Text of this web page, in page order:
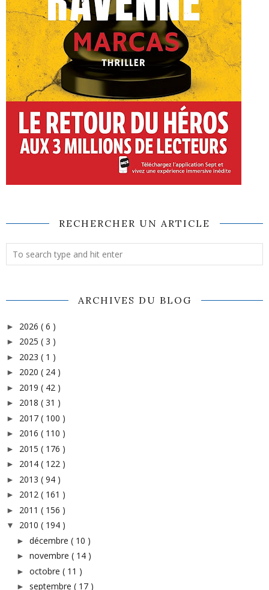
RECHERCHER UN ARTICLE
ARCHIVES DU BLOG
► 2026 ( 6 )
► 2025 ( 3 )
► 2023 ( 1 )
► 2020 ( 24 )
► 2019 ( 42 )
► 2018 ( 31 )
► 2017 ( 100 )
► 2016 ( 110 )
► 2015 ( 176 )
► 2014 ( 122 )
► 2013 ( 94 )
► 2012 ( 161 )
► 2011 ( 156 )
▼ 2010 ( 194 )
► décembre ( 10 )
► novembre ( 14 )
► octobre ( 11 )
► septembre ( 17 )